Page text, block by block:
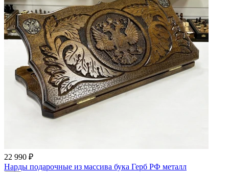
22 990 ₽
Нарды подарочные из массива бука Герб РФ металл